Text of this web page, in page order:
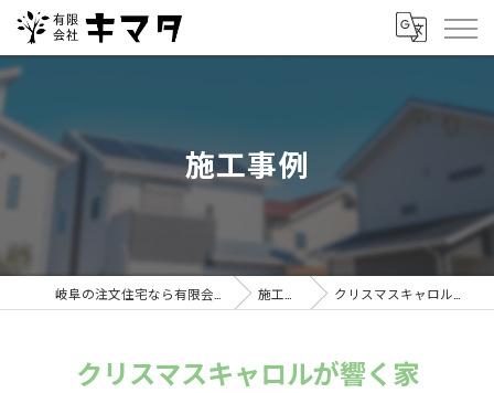
施工事例
施工事例 クリスマスキャロルが響く家
クリスマスキャロルが響く家